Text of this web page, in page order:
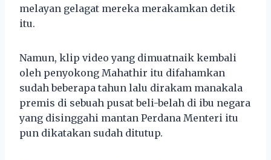
melayan gelagat mereka merakamkan detik
itu.
Namun, klip video yang dimuatnaik kembali
oleh penyokong Mahathir itu difahamkan
sudah beberapa tahun lalu dirakam manakala
premis di sebuah pusat beli-belah di ibu negara
yang disinggahi mantan Perdana Menteri itu
pun dikatakan sudah ditutup.